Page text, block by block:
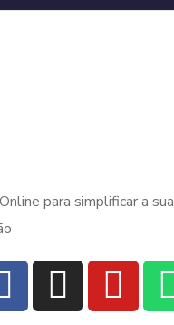
para simplificar a sua